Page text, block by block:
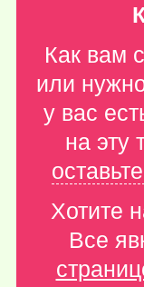
Как вам
или
у вас
на эту
Хотите
Все